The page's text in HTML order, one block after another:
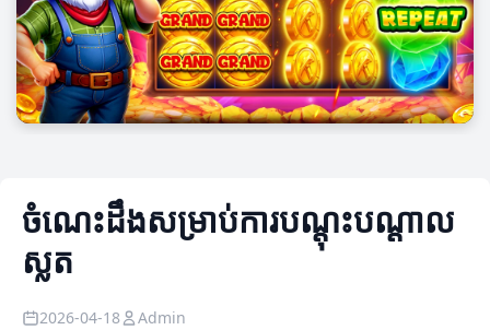
ចំណេះដឹងសម្រាប់ការបណ្តុះបណ្តាល
ស្លត
2026-04-18 Admin